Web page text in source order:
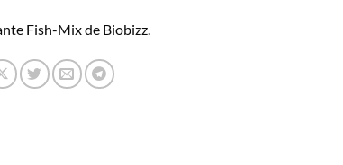
Fish-Mix de Biobizz.